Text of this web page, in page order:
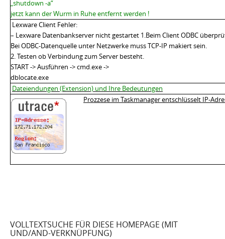
„shutdown -a“
jetzt kann der Wurm in Ruhe entfernt werden !
Lexware Client Fehler:
– Lexware Datenbankserver nicht gestartet 1.Beim Client ODBC
Bei ODBC-Datenquelle unter Netzwerke muss TCP-IP makiert sein.
2. Testen ob Verbindung zum Server besteht.
START -> Ausführen -> cmd.exe ->
dblocate.exe
Dateiendungen (Extension) und Ihre Bedeutungen
Prozzese im Taskmanager entschlüsselt IP-
VOLLTEXTSUCHE FÜR DIESE HOMEPAGE (MIT
UND/AND-VERKNÜPFUNG)